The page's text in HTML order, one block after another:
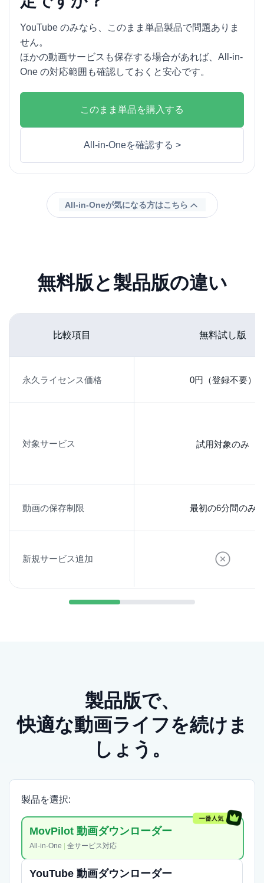
YouTube のみなら、このまま単品製品で問題ありま
せん。
ほかの動画サービスも保存する場合があれば、All-in-
One の対応範囲も確認しておくと安心です。
このまま単品を購入する
All-in-Oneを確認する >
All-in-Oneが気になる方はこちら
YouTube が中心でも、
普段はYouTube がメインでも、あとからAmazon
きたい場合は、All-in-Oneも候補になります。
配信動画に出会う入口は、
ひとつとは限らない
他サービス限定の作品が気になることはあります。
動画との出会い方が広がるなら、All-in-Oneの価値も
見えやすくなります。
無料版と製品版の違い
比較項目
永久ライセンス価格
対象サービス
動画の保存制限
新規サービス追加
無料試し版
0円（登録不要）
試用対象のみ
最初の6分間のみ
製品版で、
快適な動画ライフを続けま
しょう。
製品を選択:
MovPilot 動画ダウンローダー
All-in-One 全サービス対応
YouTube 動画ダウンローダー